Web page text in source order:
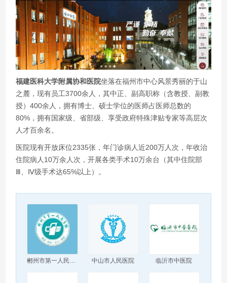
福建医科大学附属协和医院坐落在福州市中心风景秀丽的于山
之麓，现有员工3700余人，其中正、副高职称（含教授、副教
授）400余人，拥有博士、硕士学位的医师占医师总数的
80%，拥有国家级、省部级、享受政府特殊津贴专家等高层次
人才百余名。
医院现有开放床位2335张，年门诊病人近200万人次，年收治
住院病人10万余人次，开展各类手术10万余台（其中住院部
Ⅲ、Ⅳ级手术达65%以上）。
郴州市第一人民医院 中山市人民医院 临沂市中医院